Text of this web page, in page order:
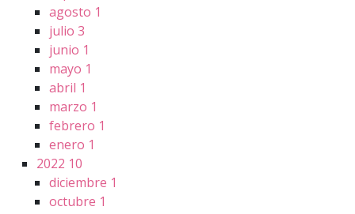
agosto 1
julio 3
junio 1
mayo 1
abril 1
marzo 1
febrero 1
enero 1
2022 10
diciembre 1
octubre 1